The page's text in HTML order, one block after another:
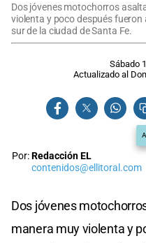
Dos jóvenes motochorros
violenta y poco después
sur de la ciudad de Santa Fe.
Sábado
Actualizado al
Por:Redacción EL
contenidos@ellitoral.com
Dos jóvenes
manera muy violenta y